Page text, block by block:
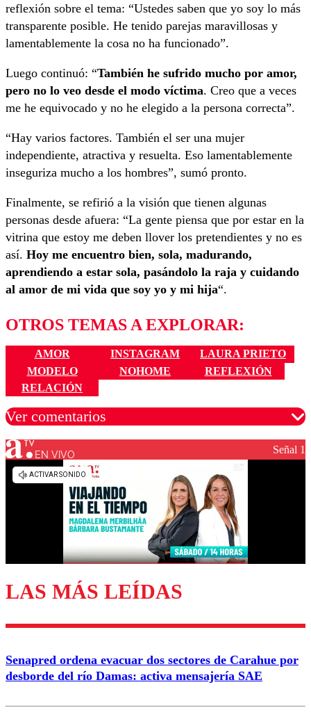
reflexión sobre el tema: “Ustedes saben que yo soy lo más
transparente posible. He tenido parejas maravillosas y
lamentablemente la cosa no ha funcionado”.
Luego continuó: “También he sufrido mucho por amor,
pero no lo veo desde el modo víctima. Creo que a veces
me he equivocado y no he elegido a la persona correcta”.
“Hay varios factores. También el ser una mujer
independiente, atractiva y resuelta. Eso lamentablemente
inseguriza mucho a los hombres”, sumó pronto.
Finalmente, se refirió a la visión que tienen algunas
personas desde afuera: “La gente piensa que por estar en la
vitrina que estoy me deben llover los pretendientes y no es
así. Hoy me encuentro bien, sola, madurando,
aprendiendo a estar sola, pasándolo la raja y cuidando
al amor de mi vida que soy yo y mi hija“.
OTROS TEMAS A EXPLORAR:
AMOR INSTAGRAM
LAURA PRIETO
MODELO
NOHOME
REFLEXIÓN
RELACIÓN
Ver comentarios
Los comentarios son moderados para garantizar un
diálogo respetuoso.
Enviar comentario
EN VIVO Señal 1
LAS MÁS LEÍDAS
Senapred ordena evacuar dos sectores de Carahue por
desborde del río Damas: activa mensajería SAE